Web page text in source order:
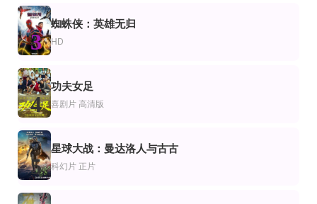
HD中字
卿何薄命之羔羊少女
林雅诗,陈昭昭,黎耀祥,吴华新,梁焯满,刘若莉,周家如,骆乐
HD
亡命驾驶2018
苏尚特·辛格·拉吉普特,杰奎琳·费南德斯,桑尼·帕沃,博曼·伊拉尼,扎卡里·柯芬,苏
HD
虚像杀场
Vanesa González,Federico Bal,Christian Sancho,Guillermo Berthold,凯撒·
身为日本人
GregLam
HD
六扇门之假钞劫
吴毅将,徐亮,陶洋
HD中字
大汉张骞
张宁江,石兆琪,张凯元
醉拳苏乞儿
仲媛媛,程启蒙,周洛伊
控制中心：阿波罗的无名英雄
EugeneCernan,吉姆·洛威尔,JohnAaron
明日情缘
约翰·利思戈,布莱思·丹纳,德里克·塞西尔,凯蒂·阿赛尔顿,索菲·撒切尔,伊芙·哈
3
蜘蛛侠：英雄无归
HD
4
功夫女足
喜剧片 高清版
5
星球大战：曼达洛人与古古
科幻片 正片